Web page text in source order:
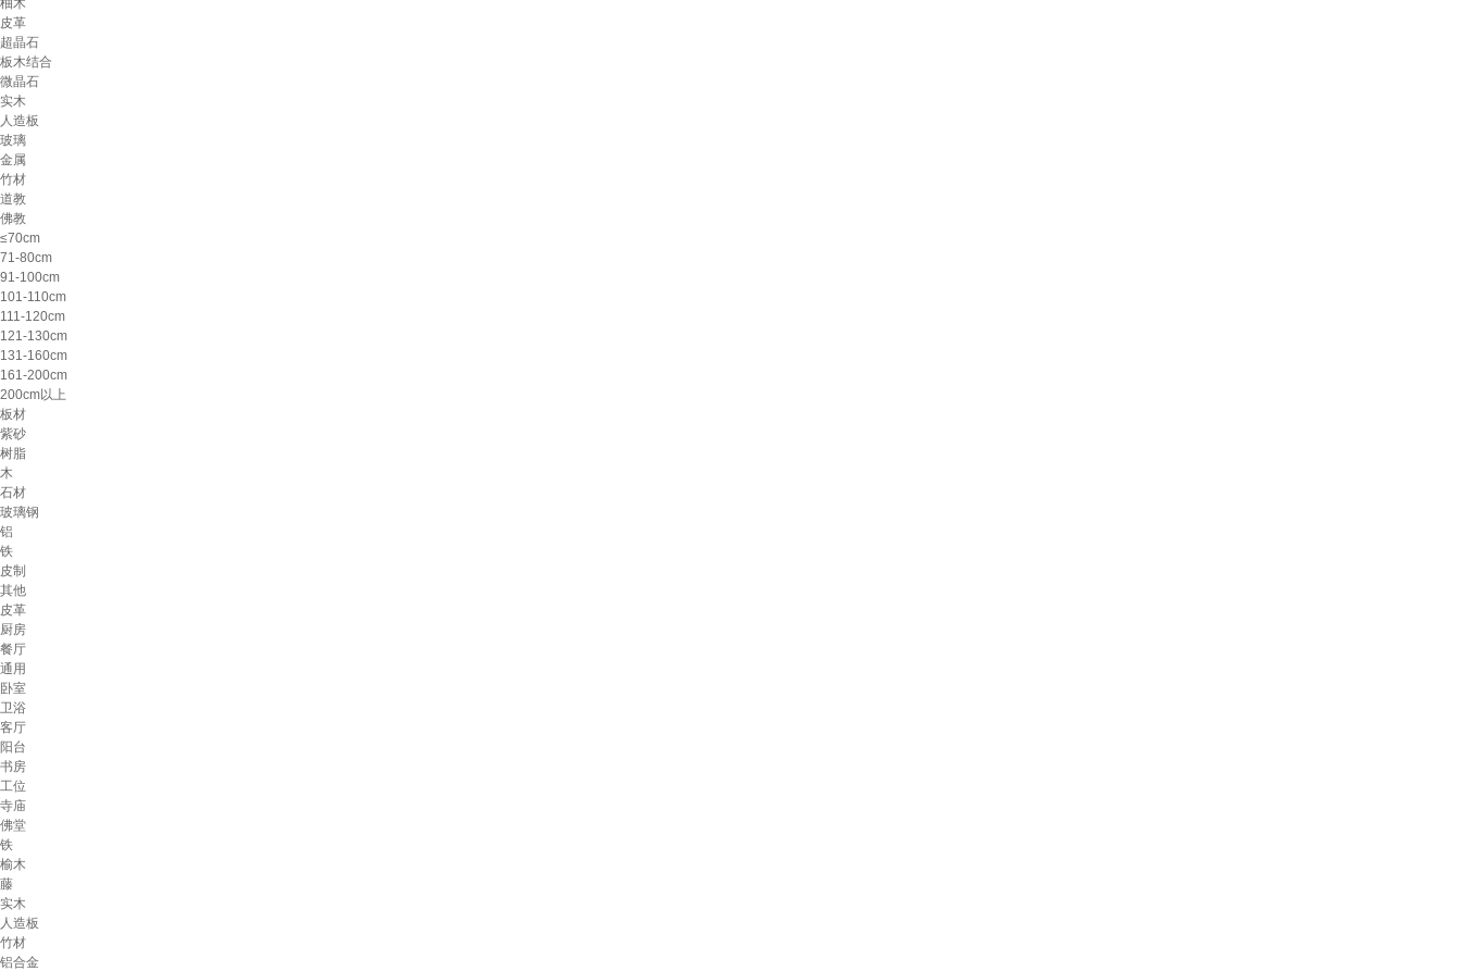
柚木
皮革
超晶石
板木结合
微晶石
实木
人造板
玻璃
金属
竹材
道教
佛教
≤70cm
71-80cm
91-100cm
101-110cm
111-120cm
121-130cm
131-160cm
161-200cm
200cm以上
板材
紫砂
树脂
木
石材
玻璃钢
铝
铁
皮制
其他
皮革
厨房
餐厅
通用
卧室
卫浴
客厅
阳台
书房
工位
寺庙
佛堂
铁
榆木
藤
实木
人造板
竹材
铝合金